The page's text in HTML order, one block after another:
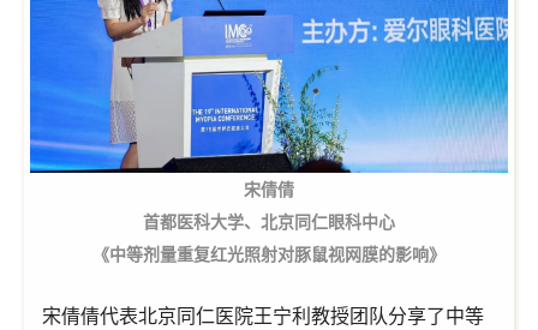
宋倩倩
首都医科大学、北京同仁眼科中心
《中等剂量重复红光照射对豚鼠视网膜的影响》
宋倩倩代表北京同仁医院王宁利教授团队分享了中等